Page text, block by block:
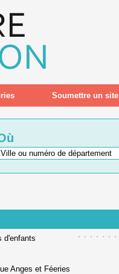
Soumettre un site
d'enfants
Anges et Féeries